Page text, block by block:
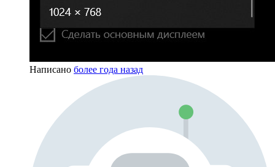
Написано более года назад